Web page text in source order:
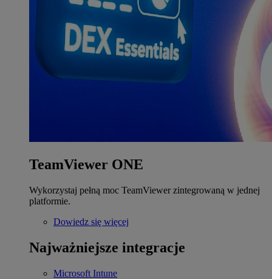
TeamViewer ONE
Wykorzystaj pełną moc TeamViewer zintegrowaną w jednej
platformie.
Dowiedz się więcej
Najważniejsze integracje
Microsoft Intune